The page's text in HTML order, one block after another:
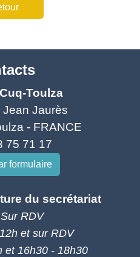
Toulza
Jaurès
- FRANCE
75 71 17
formulaire
du secrétariat
RDV
et sur RDV
et 16h30 - 18h30